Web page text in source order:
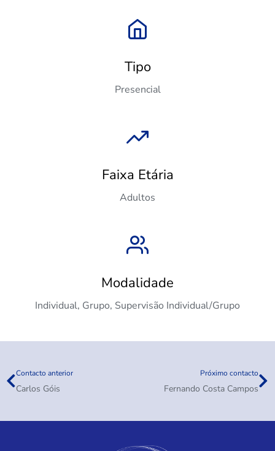
Tipo
Presencial
Faixa Etária
Adultos
Modalidade
Individual, Grupo, Supervisão Individual/Grupo
Contacto anterior
Carlos Góis
Próximo contacto
Fernando Costa Campos